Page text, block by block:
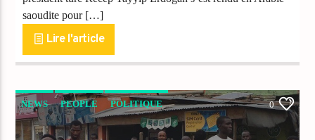
saoudite pour […]
Lire l'article
NEWS PEOPLE POLITIQUE 0